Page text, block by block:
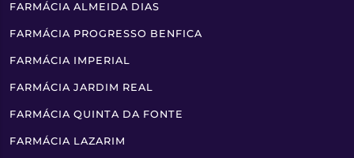
FARMÁCIA ALMEIDA DIAS
FARMÁCIA PROGRESSO BENFICA
FARMÁCIA IMPERIAL
FARMÁCIA JARDIM REAL
FARMÁCIA QUINTA DA FONTE
FARMÁCIA LAZARIM